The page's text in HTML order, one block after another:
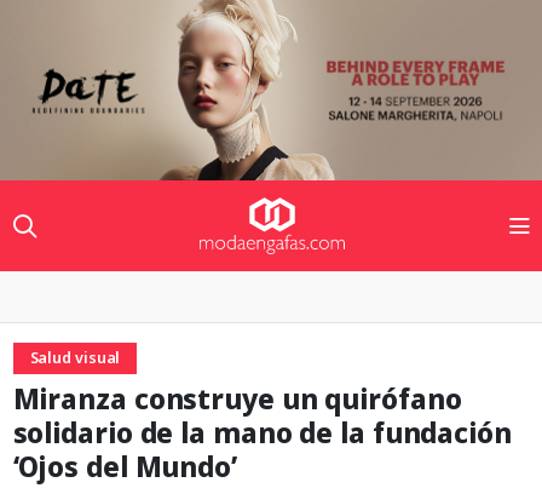
Salud visual
Miranza construye un quirófano
solidario de la mano de la fundación
‘Ojos del Mundo’